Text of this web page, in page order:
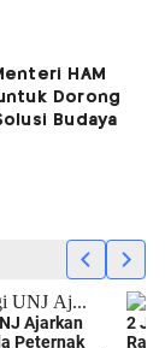
HAM
Dorong
Budaya